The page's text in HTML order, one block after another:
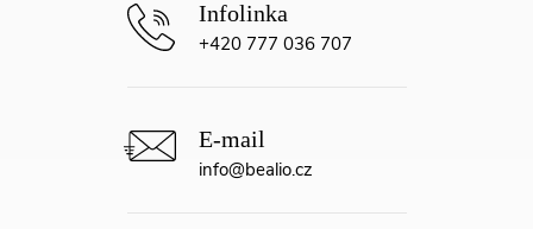
info@bealio.cz
+420 777 036 707